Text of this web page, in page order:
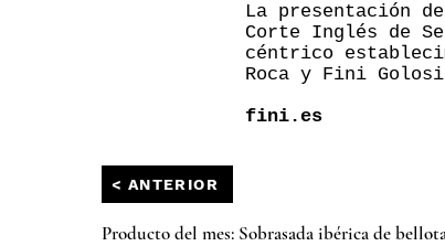
La presentación
Corte Inglés de
céntrico
Roca y Fini
fini.es
< ANTERIOR
Producto del mes: Sobrasada ibérica de